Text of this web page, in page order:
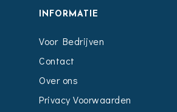
INFORMATIE
Voor Bedrijven
Contact
Over ons
Privacy Voorwaarden